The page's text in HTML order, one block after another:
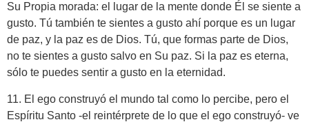
Su Propia morada: el lugar de la mente donde Él se siente a
gusto. Tú también te sientes a gusto ahí porque es un lugar
de paz, y la paz es de Dios. Tú, que formas parte de Dios,
no te sientes a gusto salvo en Su paz. Si la paz es eterna,
sólo te puedes sentir a gusto en la eternidad.
11. El ego construyó el mundo tal como lo percibe, pero el
Espíritu Santo -el reintérprete de lo que el ego construyó- ve